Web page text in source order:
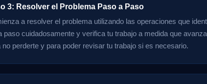
3: Resolver el Problema Paso a Paso
a resolver el problema utilizando las operaciones que
paso cuidadosamente y verifica tu trabajo a medida que
no perderte y para poder revisar tu trabajo si es necesario.